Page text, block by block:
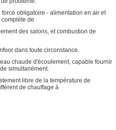
obligatoire - alimentation en air et
de
des salons, et combustion de
dans toute circonstance.
chaude d'écoulement, capable fournir
simultanément.
libre de la température de
de chauffage à